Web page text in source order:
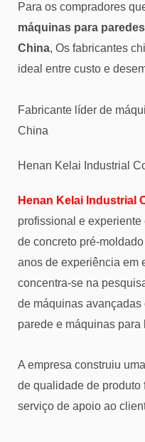
Para os compradores
máquinas para
China, Os fabricantes
ideal entre custo e
Fabricante líder de
China
Henan Kelai Industrial
Henan Kelai Industrial
profissional e
de concreto pré-
anos de experiência em
concentra-se na
de máquinas
parede e máquinas para
A empresa construiu
de qualidade de produto
serviço de apoio ao